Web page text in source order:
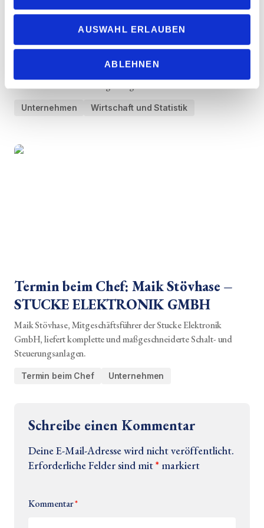
AUSWAHL ERLAUBEN
ABLEHNEN
Reformen jetzt – damit Industrie
Zukunft hat
Die Frühjahrs-Konjunkturumfrage der norddeutschen
nehmen weiter zu. NORDMETALL-Präsident Folkmar Ukena
Unternehmen Wirtschaft und Statistik
Termin beim Chef: Maik Stövhase –
STUCKE ELEKTRONIK GMBH
Maik Stövhase, Mitgeschäftsführer der Stucke Elektronik
GmbH, liefert komplette und maßgeschneiderte Schalt- und
Steuerungsanlagen.
Termin beim Chef Unternehmen
Schreibe einen Kommentar
Deine E-Mail-Adresse wird nicht veröffentlicht.
Erforderliche Felder sind mit* markiert
Kommentar*